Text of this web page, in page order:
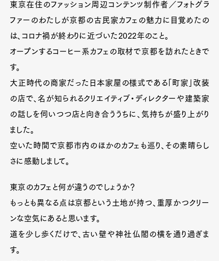
東京在住のファッション周辺コンテンツ制作者／フォトグラ
ファーのわたしが京都の古民家カフェの魅力に目覚めたの
は、コロナ禍が終わりに近づいた2022年のこと。
オープンするコーヒー系カフェの取材で京都を訪れたときで
す。
大正時代の商家だった日本家屋の様式である「町家」改装
の店で、名が知られるクリエイティブ・ディレクターや建築家
の話しを伺いつつ店と向き合ううちに、気持ちが盛り上がり
ました。
空いた時間で京都市内のほかのカフェも巡り、その素晴らし
さに感動しまして。
東京のカフェと何が違うのでしょうか？
もっとも異なる点は京都という土地が持つ、重厚かつクリー
ンな空気にあると思います。
道を少し歩くだけで、古い壁や神社仏閣の横を通り過ぎま
す。